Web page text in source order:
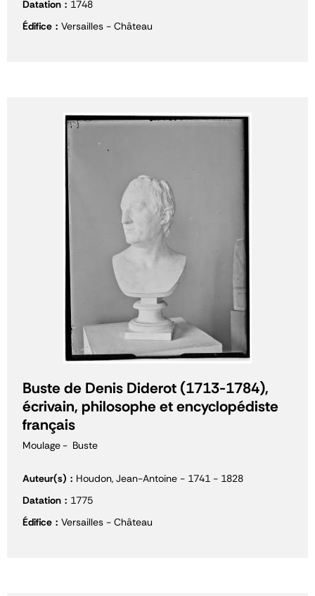
Datation
1748
Édifice
Versailles - Château
Buste de Denis Diderot (1713-1784),
écrivain, philosophe et encyclopédiste
français
Moulage Buste
Auteur(s)
Houdon, Jean-Antoine - 1741 - 1828
Datation
1775
Édifice
Versailles - Château